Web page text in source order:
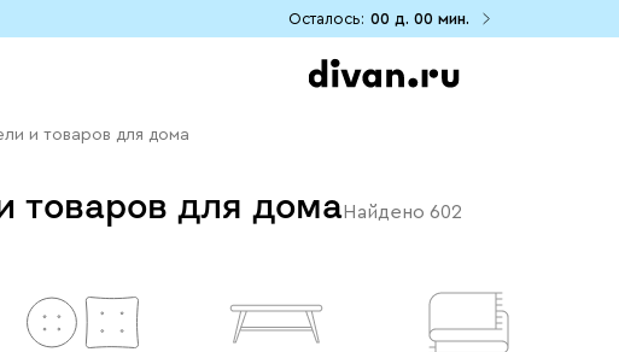
Осталось: 00 д. 00 мин.
и товаров для дома
товаров для домаНайдено 602